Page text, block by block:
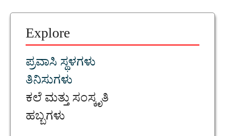
Explore
ಪ್ರವಾಸಿ ಸ್ಥಳಗಳು
ತಿನಿಸುಗಳು
ಕಲೆ ಮತ್ತು ಸಂಸ್ಕೃತಿ
ಹಬ್ಬಗಳು